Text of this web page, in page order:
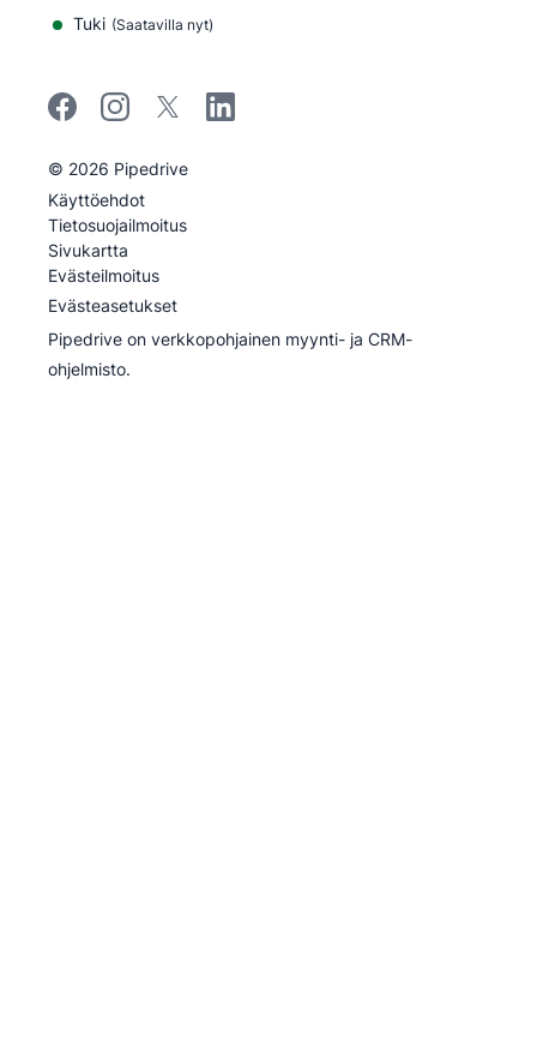
Tuki (Saatavilla nyt)
© 2026 Pipedrive
Pipedrive
Käyttöehdot
Pipedrive
Tietosuojailmoitus
Sivukartta
Evästeilmoitus
Evästeasetukset
Pipedrive on verkkopohjainen myynti- ja CRM-
ohjelmisto.